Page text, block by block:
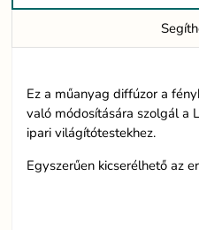
Ez a műanyag diffúzor a
való módosítására szolgál a L
ipari világítótestekhez.
Egyszerűen kicserélhető az